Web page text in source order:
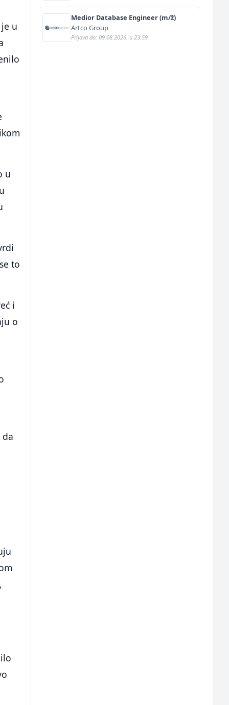
u
u
to
i
o
Medior Database Engineer (m/ž)
Artco Group
Prijava do: 09.08.2026. u 23:59